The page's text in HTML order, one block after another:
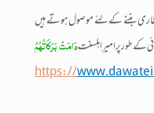
بننے کے لئے موصول ہوتے ہیں
کے طور پرامیرِ اہلسنتدَامَتْ بَرَکَاتُہُمُ
https://